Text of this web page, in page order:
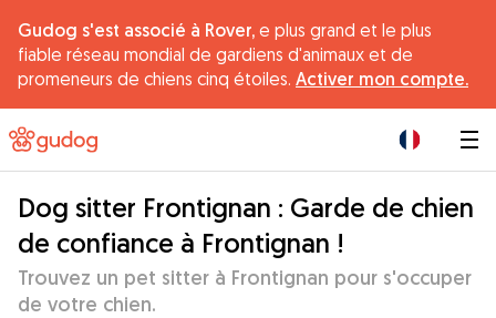
Gudog s'est associé à Rover, e plus grand et le plus
fiable réseau mondial de gardiens d'animaux et de
promeneurs de chiens cinq étoiles. Activer mon compte.
Dog sitter Frontignan : Garde de chien
de confiance à Frontignan !
Trouvez un pet sitter à Frontignan pour s'occuper
de votre chien.